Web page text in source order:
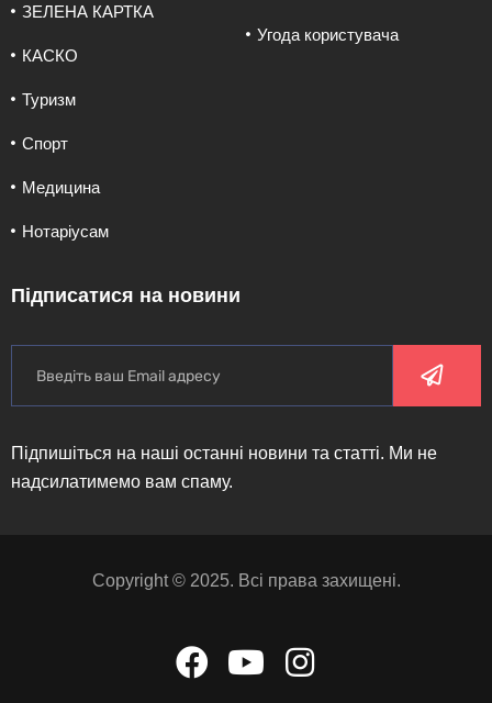
ЗЕЛЕНА КАРТКА
КАСКО
Туризм
Спорт
Медицина
Нотаріусам
Угода користувача
Підписатися на новини
Підпишіться на наші останні новини та статті. Ми не
надсилатимемо вам спаму.
Copyright © 2025. Всі права захищені.